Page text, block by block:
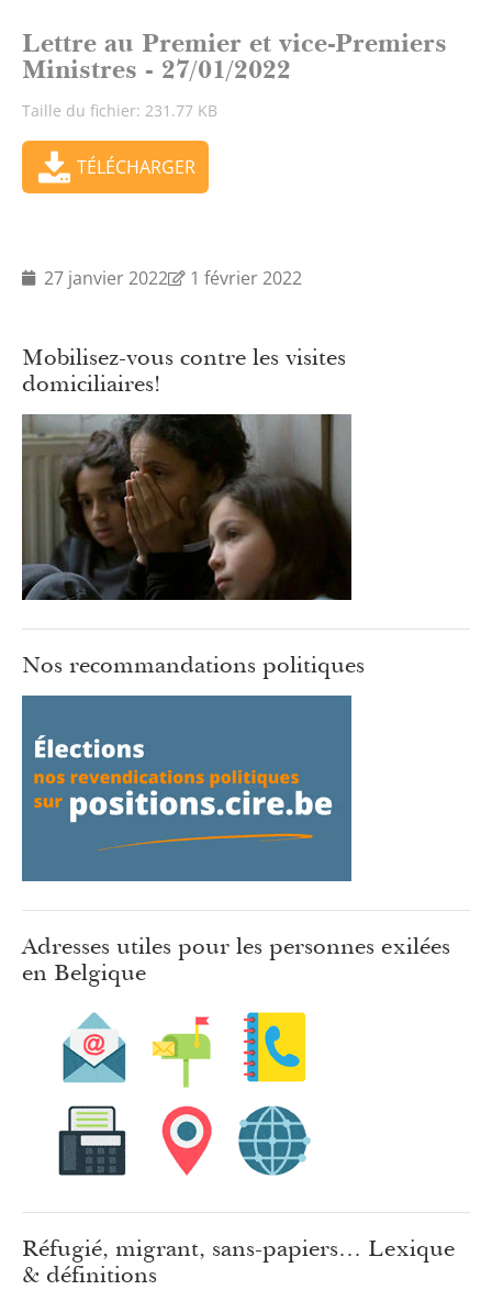
Lettre au Premier et vice-Premiers
Ministres - 27/01/2022
Taille du fichier: 231.77 KB
TÉLÉCHARGER
27 janvier 2022 1 février 2022
Mobilisez-vous contre les visites
domiciliaires!
Nos recommandations politiques
Adresses utiles pour les personnes exilées
en Belgique
Réfugié, migrant, sans-papiers… Lexique
& définitions